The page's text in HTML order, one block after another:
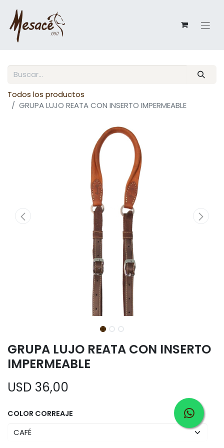
Todos los productos
GRUPA LUJO REATA CON INSERTO IMPERMEABLE
GRUPA LUJO REATA CON INSERTO
IMPERMEABLE
USD 36,00
COLOR CORREAJE